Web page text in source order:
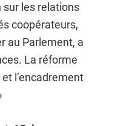
les relations
coopérateurs,
au Parlement, a
La réforme
l’encadrement